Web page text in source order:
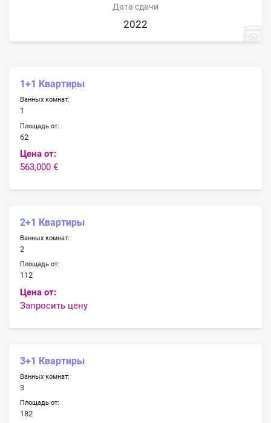
Дата сдачи
2022
1+1 Квартиры
Ванных комнат:
1
Площадь от:
62
Цена от:
563,000 €
2+1 Квартиры
Ванных комнат:
2
Площадь от:
112
Цена от:
Запросить цену
3+1 Квартиры
Ванных комнат:
3
Площадь от:
182